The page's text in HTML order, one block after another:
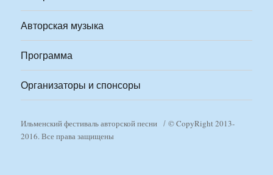
Авторская музыка
Программа
Организаторы и спонсоры
Ильменский фестиваль авторской песни
© CopyRight 2013-
2016. Все права защищены